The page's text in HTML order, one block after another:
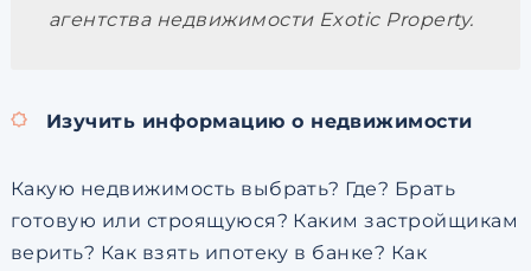
агентства недвижимости Exotic Property.
Изучить информацию о недвижимости
Какую недвижимость выбрать? Где? Брать
готовую или строящуюся? Каким застройщикам
верить? Как взять ипотеку в банке? Как